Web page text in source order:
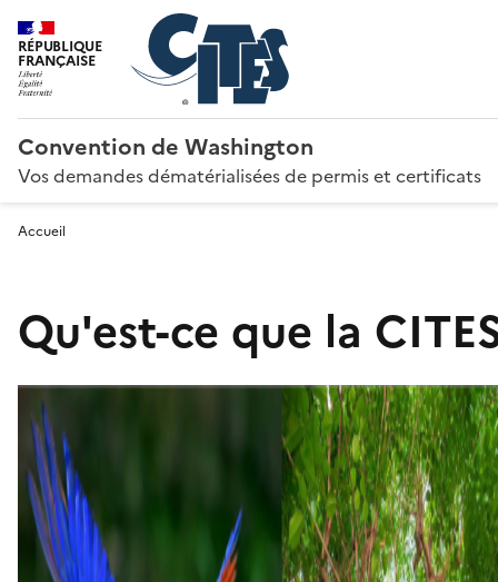
RÉPUBLIQUE
FRANÇAISE
Convention de Washington
Vos demandes dématérialisées de permis et certificats
Accueil
Qu'est-ce que la